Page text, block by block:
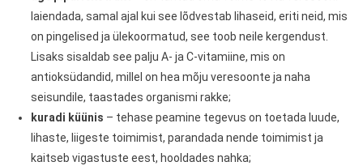
laiendada, samal ajal kui see lõdvestab lihaseid, eriti neid, mis
on pingelised ja ülekoormatud, see toob neile kergendust.
Lisaks sisaldab see palju A- ja C-vitamiine, mis on
antioksüdandid, millel on hea mõju veresoonte ja naha
seisundile, taastades organismi rakke;
kuradi küünis – tehase peamine tegevus on toetada luude,
lihaste, liigeste toimimist, parandada nende toimimist ja
kaitseb vigastuste eest, hooldades nahka;